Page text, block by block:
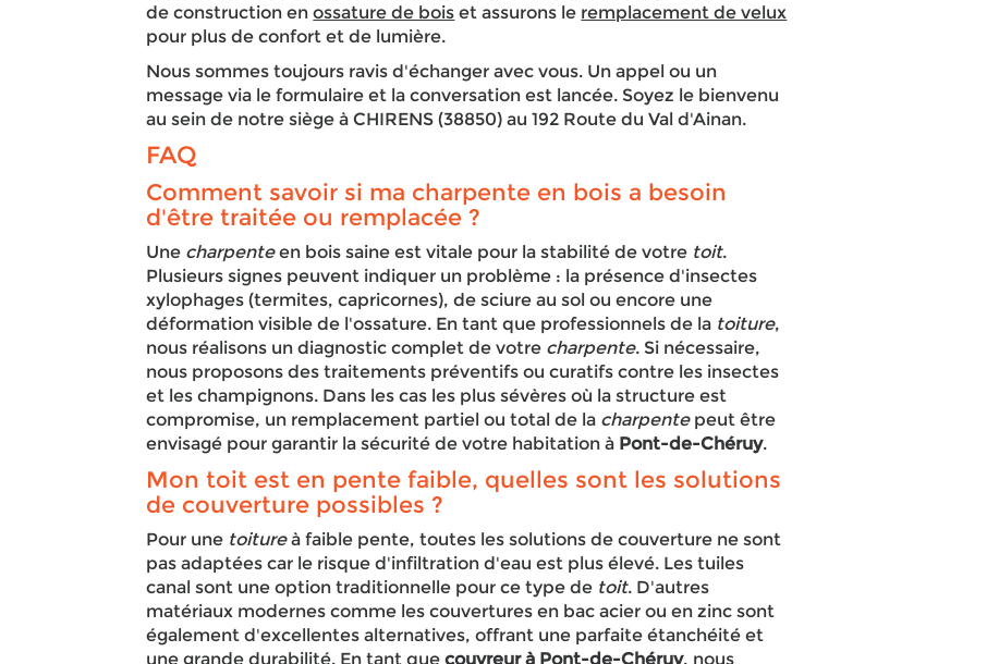
de construction enossature de bois et assurons le remplacement de velux
pour plus de confort et de lumière.
Nous sommes toujours ravis d'échanger avec vous. Un appel ou un
message via le formulaire et la conversation est lancée. Soyez le bienvenu
au sein de notre siège à CHIRENS (38850) au 192 Route du Val d'Ainan.
FAQ
Comment savoir si ma charpente en bois a besoin
d'être traitée ou remplacée ?
Une charpenteen bois saine est vitale pour la stabilité de votre toit.
Plusieurs signes peuvent indiquer un problème : la présence d'insectes
xylophages (termites, capricornes), de sciure au sol ou encore une
déformation visible de l'ossature. En tant que professionnels de la toiture,
nous réalisons un diagnostic complet de votre charpente. Si nécessaire,
nous proposons des traitements préventifs ou curatifs contre les insectes
et les champignons. Dans les cas les plus sévères où la structure est
compromise, un remplacement partiel ou total de la charpentepeut être
envisagé pour garantir la sécurité de votre habitation à Pont-de-Chéruy.
Mon toit est en pente faible, quelles sont les solutions
de couverture possibles ?
Pour une toitureà faible pente, toutes les solutions de couverture ne sont
pas adaptées car le risque d'infiltration d'eau est plus élevé. Les tuiles
canal sont une option traditionnelle pour ce type de toit. D'autres
matériaux modernes comme les couvertures en bac acier ou en zinc sont
également d'excellentes alternatives, offrant une parfaite étanchéité et
une grande durabilité. En tant quecouvreur à Pont-de-Chéruy, nous